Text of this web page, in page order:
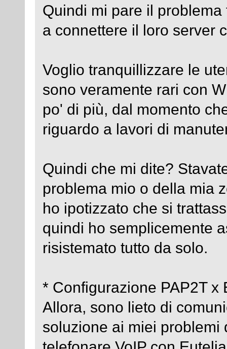
Quindi mi pare il
a connettere il loro server
Voglio tranquillizzare le
sono veramente rari con
po' di più, dal momento
riguardo a lavori di
Quindi che mi dite?
problema mio o della mia
ho ipotizzato che si
quindi ho semplicemente
risistemato tutto da solo.
* Configurazione PAP2T x
Allora, sono lieto di
soluzione ai miei problemi